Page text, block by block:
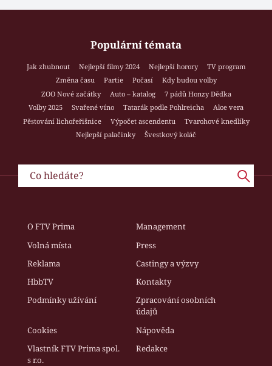
Populární témata
Jak zhubnout Nejlepší filmy 2024 Nejlepší horory
TV program
Změna času
Partie Počasí
Kdy budou volby
ZOO Nové začátky
Auto – katalog
7 pádů Honzy Dědka
Volby 2025
Svařené víno Tatarák podle Pohlreicha
Aloe vera
Pěstování lichořeřišnice
Výpočet ascendentu
Tvarohové knedlíky
Nejlepší palačinky
Švestkový koláč
O FTV Prima
Management
Volná místa
Press
Reklama
Castingy a výzvy
HbbTV
Kontakty
Podmínky užívání
Zpracování osobních
údajů
Cookies
Nápověda
Vlastník FTV Prima spol.
s r.o.
Redakce